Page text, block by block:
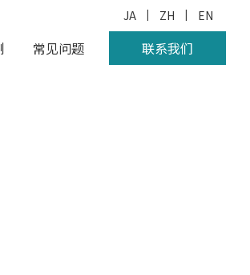
常见问题
JA | ZH | EN
联系我们